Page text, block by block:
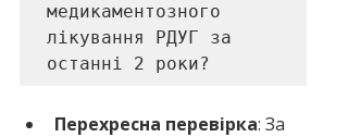
медикаментозного
лікування РДУГ за
останні 2 роки?
Перехресна перевірка: За